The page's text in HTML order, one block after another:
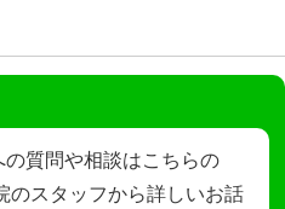
質問や相談はこちらの
のスタッフから詳しいお話